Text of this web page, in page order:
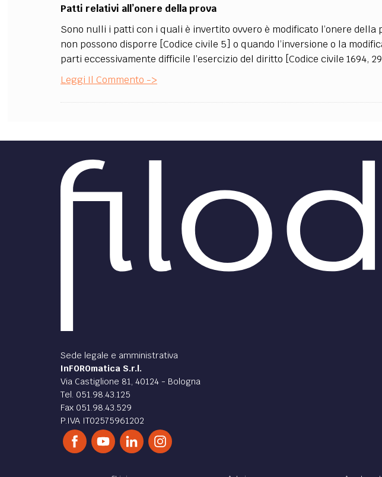
CODICI RUBRICHE LIBRI
Patti relativi all’onere della prova
Sono nulli i patti con i quali è invertito ovvero è modificato l’onere
non possono disporre [Codice civile 5] o quando l’inversione o la
parti eccessivamente difficile l’esercizio del diritto [Codice civile 1694,
Leggi Il Commento ->
Sede legale e amministrativa
InFOROmatica S.r.l.
Via Castiglione 81, 40124 - Bologna
Tel. 051.98.43.125
Fax 051.98.43.529
P.IVA IT02575961202